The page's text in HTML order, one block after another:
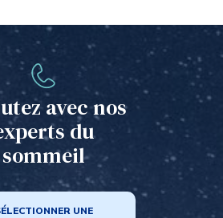
avec nos
du
sommeil
UNE